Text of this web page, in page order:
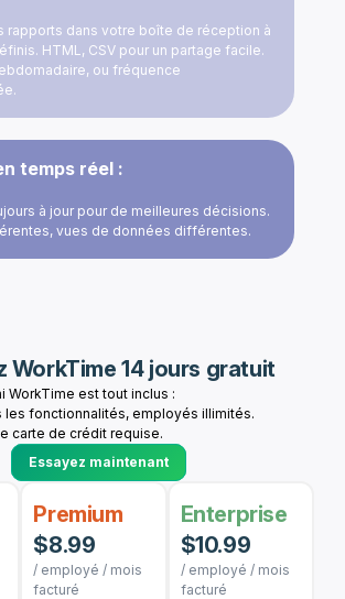
rapports dans votre boîte de réception à
HTML, CSV pour un partage facile.
ou fréquence
temps réel :
à jour pour de meilleures décisions.
vues de données différentes.
WorkTime 14 jours gratuit
WorkTime est tout inclus :
les fonctionnalités, employés illimités.
carte de crédit requise.
Essayez maintenant
Premium
$8.99
/ employé / mois
facturé
Enterprise
$10.99
/ employé / mois
facturé